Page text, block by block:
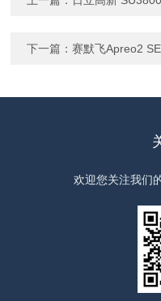
下一篇：赛默飞Apreo2
欢迎您关注我们